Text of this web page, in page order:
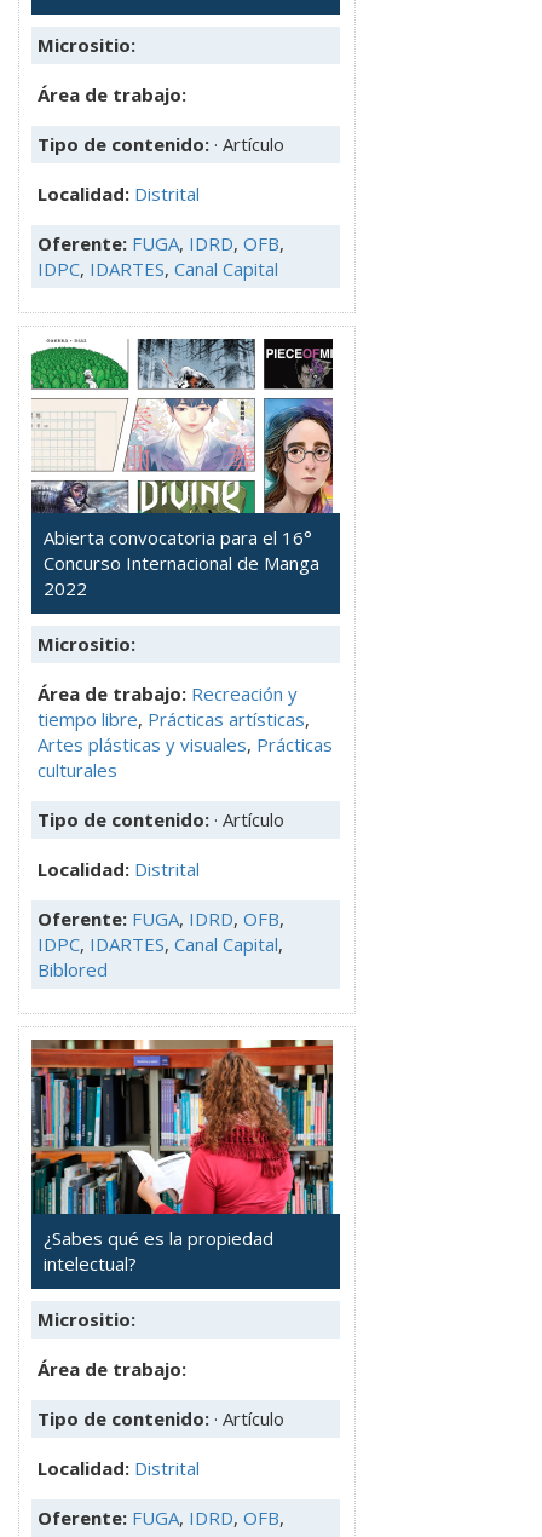
Micrositio:
Área de trabajo:
Tipo de contenido: · Artículo
Localidad: Distrital
Oferente: FUGA, IDRD, OFB,
IDPC, IDARTES, Canal Capital
Abierta convocatoria para el 16°
Concurso Internacional de Manga
2022
Micrositio:
Área de trabajo: Recreación y
tiempo libre, Prácticas artísticas,
Artes plásticas y visuales, Prácticas
culturales
Tipo de contenido: · Artículo
Localidad: Distrital
Oferente: FUGA, IDRD, OFB,
IDPC, IDARTES, Canal Capital,
Biblored
¿Sabes qué es la propiedad
intelectual?
Micrositio:
Área de trabajo:
Tipo de contenido: · Artículo
Localidad: Distrital
Oferente: FUGA, IDRD, OFB,